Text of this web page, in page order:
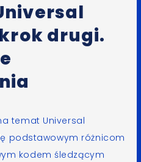
drugi.
temat Universal
podstawowym różnicom
kodem śledzącym